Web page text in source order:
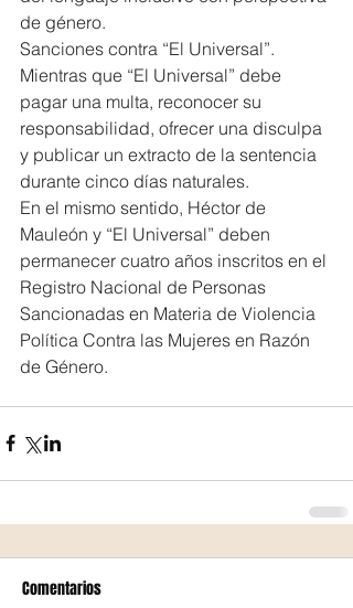
de género.
Sanciones contra “El Universal”.
Mientras que “El Universal” debe
pagar una multa, reconocer su
responsabilidad, ofrecer una disculpa
y publicar un extracto de la sentencia
durante cinco días naturales.
En el mismo sentido, Héctor de
Mauleón y “El Universal” deben
permanecer cuatro años inscritos en el
Registro Nacional de Personas
Sancionadas en Materia de Violencia
Política Contra las Mujeres en Razón
de Género.
Comentarios